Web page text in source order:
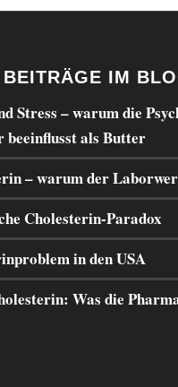
BEITRÄGE IM
Stress – warum die
als Butter
– warum der
Cholesterin-Paradox
in den USA
Was die